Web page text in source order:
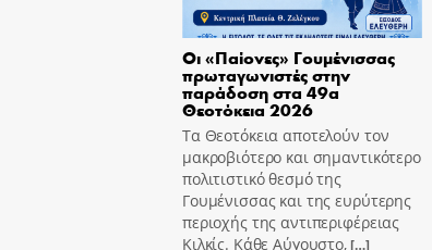
Οι «Παίονες» Γουμένισσας
πρωταγωνιστές στην
παράδοση στα 49α
Θεοτόκεια 2026
Τα Θεοτόκεια αποτελούν τον
μακροβιότερο και σημαντικότερο
πολιτιστικό θεσμό της
Γουμένισσας και της ευρύτερης
περιοχής της αντιπεριφέρειας
Κιλκίς. Κάθε Αύγουστο,[…]